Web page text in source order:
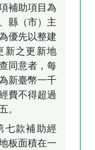
補助項目為
縣（市）主
優先以整建
新之更新地
同意者，每
新臺幣一千
費不得超過
。
七款補助經
板面積在一